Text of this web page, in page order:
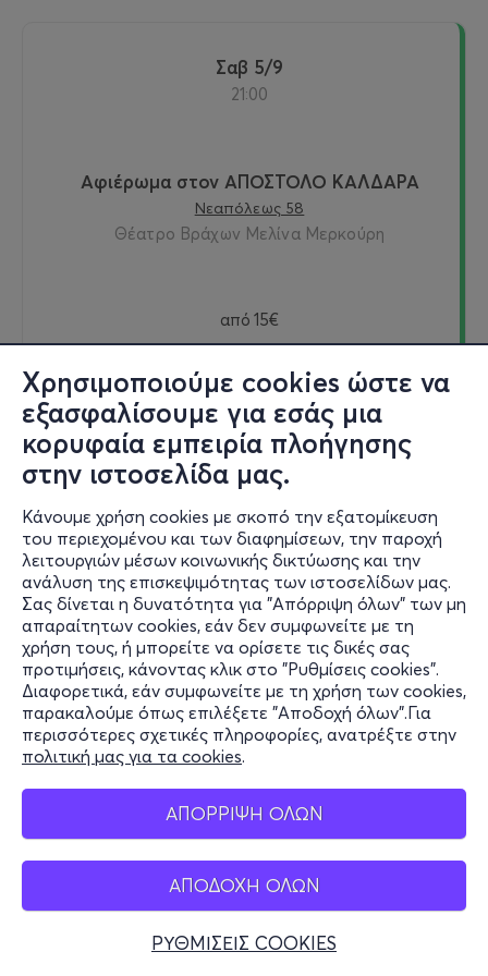
Χρησιμοποιούμε cookies ώστε να
εξασφαλίσουμε για εσάς μια
κορυφαία εμπειρία πλοήγησης
στην ιστοσελίδα μας.
Κάνουμε χρήση cookies με σκοπό την εξατομίκευση
του περιεχομένου και των διαφημίσεων, την παροχή
λειτουργιών μέσων κοινωνικής δικτύωσης και την
ανάλυση της επισκεψιμότητας των ιστοσελίδων μας.
Σας δίνεται η δυνατότητα για "Απόρριψη όλων" των μη
απαραίτητων cookies, εάν δεν συμφωνείτε με τη
χρήση τους, ή μπορείτε να ορίσετε τις δικές σας
προτιμήσεις, κάνοντας κλικ στο "Ρυθμίσεις cookies".
Διαφορετικά, εάν συμφωνείτε με τη χρήση των cookies,
παρακαλούμε όπως επιλέξετε "Αποδοχή όλων".Για
περισσότερες σχετικές πληροφορίες, ανατρέξτε στην
πολιτική μας για τα cookies.
ΑΠΟΡΡΙΨΗ ΟΛΩΝ
ΑΠΟΔΟΧΗ ΟΛΩΝ
ΡΥΘΜΙΣΕΙΣ COOKIES
Σαβ 5/9
21:00
Αφιέρωμα στον ΑΠΟΣΤΟΛΟ ΚΑΛΔΑΡΑ
Νεαπόλεως 58
Θέατρο Βράχων Μελίνα Μερκούρη
από 15€
Εισιτήρια